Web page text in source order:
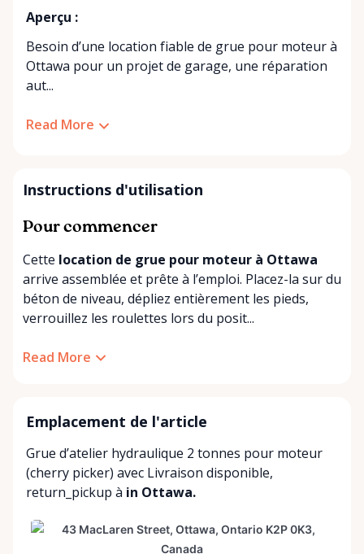
Aperçu :
Besoin d’une location fiable de grue pour moteur à
Ottawa pour un projet de garage, une réparation
aut...
Read More
Instructions d'utilisation
Pour commencer
Cette location de grue pour moteur à Ottawa
arrive assemblée et prête à l’emploi. Placez-la sur du
béton de niveau, dépliez entièrement les pieds,
verrouillez les roulettes lors du posit...
Read More
Emplacement de l'article
Grue d’atelier hydraulique 2 tonnes pour moteur
(cherry picker) avec Livraison disponible,
return_pickup à in Ottawa.